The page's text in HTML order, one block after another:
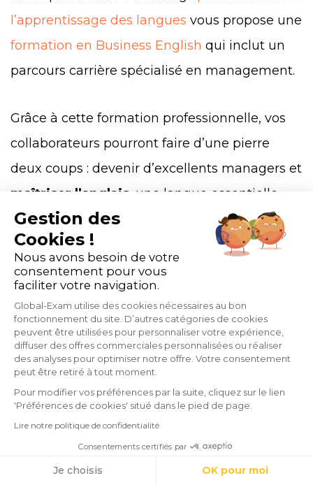
l’apprentissage des langues vous propose une
formation en Business English qui inclut un
parcours carrière spécialisé en management.
Grâce à cette formation professionnelle, vos
collaborateurs pourront faire d’une pierre
deux coups : devenir d’excellents managers et
maîtriser l’anglais , une langue essentielle
pour toute personne souhaitant obtenir un
poste d’encadrement.
Bon à savoir : lesformations d'anglais sont
aussi accessibles grâce au CPF!
Nous mettons à leur disposition plus de
25 parcours scénarisés et 500 situations
issues du monde de l’entreprise .
L’opportunité parfaite pour acquérir les
compétences nécessaires à la gestion
Gestion des
Cookies !
Nous avons besoin de votre
consentement pour vous
faciliter votre navigation.
Global-Exam utilise des cookies nécessaires au bon
fonctionnement du site. D’autres catégories de cookies
peuvent être utilisées pour personnaliser votre expérience,
diffuser des offres commerciales personnalisées ou réaliser
des analyses pour optimiser notre offre. Votre consentement
peut être retiré à tout moment.
Pour modifier vos préférences par la suite, cliquez sur le lien
'Préférences de cookies' situé dans le pied de page.
Lire notre politique de confidentialité
Consentements certifiés par
Je choisis OK pour moi
Cookies